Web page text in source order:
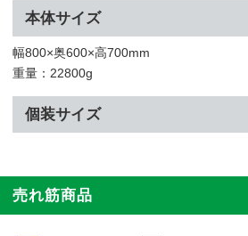
本体サイズ
幅800×奥600×高700mm
重量：22800g
個装サイズ
売れ筋商品